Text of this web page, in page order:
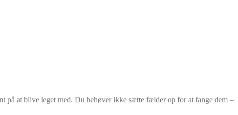
på at blive leget med. Du behøver ikke sætte fælder op for at fange dem –